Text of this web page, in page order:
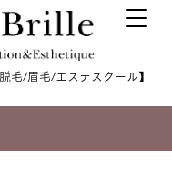
毛/眉毛/エステスクール】